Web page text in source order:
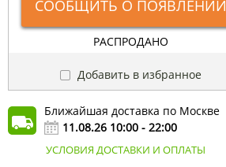
СООБЩИТЬ О ПОЯВЛЕНИИ
РАСПРОДАНО
Добавить в избранное
Ближайшая доставка по Москве
11.08.26 10:00 - 22:00
УСЛОВИЯ ДОСТАВКИ И ОПЛАТЫ